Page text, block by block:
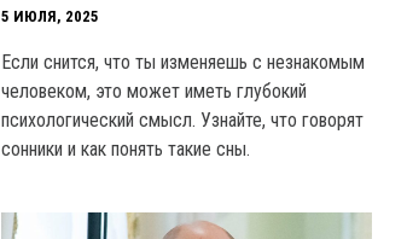
5 ИЮЛЯ, 2025
Если снится, что ты изменяешь с незнакомым
человеком, это может иметь глубокий
психологический смысл. Узнайте, что говорят
сонники и как понять такие сны.